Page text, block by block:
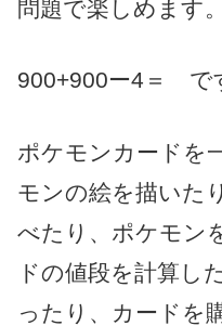
問題で楽しめます。
900+900ー4＝ で
ポケモンカードを
モンの絵を描いた
べたり、ポケモン
ドの値段を計算し
ったり、カードを